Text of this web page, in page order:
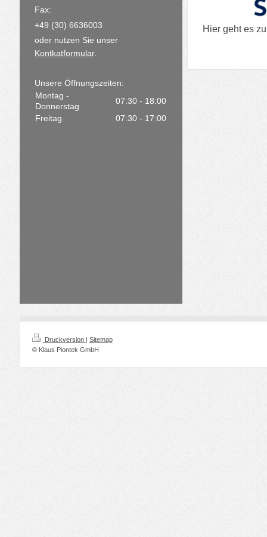
Hier geht es
Fax:
+49 (30) 6636003
oder nutzen Sie unser
Kontkatformular.
Unsere Öffnungszeiten:
Montag -
Donnerstag
07:30 - 18:00
Freitag
07:30 - 17:00
Druckversion | Sitemap
© Klaus Piontek GmbH